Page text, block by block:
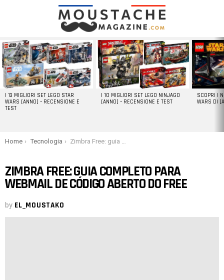
LATEST
STORIES
I 13 MIGLIORI SET LEGO STAR
WARS [ANNO] – RECENSIONE E
TEST
I 10 MIGLIORI SET LEGO NINJAGO
[ANNO] – RECENSIONE E TEST
SCOPRI I
WARS DI
You are here:
Home Tecnologia Zimbra Free: guia completo para webmail de código aberto do Free
ZIMBRA FREE: GUIA COMPLETO PARA
WEBMAIL DE CÓDIGO ABERTO DO FREE
by EL_MOUSTAKO